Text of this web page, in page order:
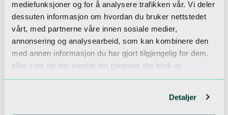
mediefunksjoner og for å analysere trafikken vår. Vi deler
dessuten informasjon om hvordan du bruker nettstedet
vårt, med partnerne våre innen sosiale medier,
annonsering og analysearbeid, som kan kombinere den
med annen informasjon du har gjort tilgjengelig for dem,
eller som de har samlet inn gjennom din bruk av
tjenestene deres.
Detaljer